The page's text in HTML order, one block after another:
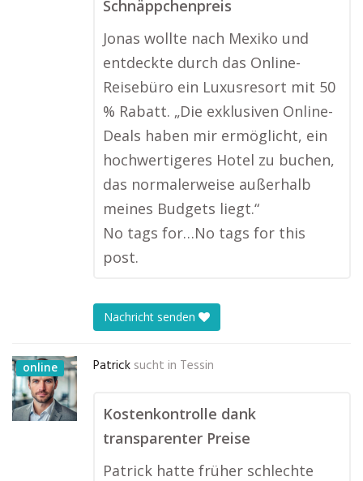
Schnäppchenpreis
Jonas wollte nach Mexiko und
entdeckte durch das Online-
Reisebüro ein Luxusresort mit 50
% Rabatt. „Die exklusiven Online-
Deals haben mir ermöglicht, ein
hochwertigeres Hotel zu buchen,
das normalerweise außerhalb
meines Budgets liegt.“
No tags for…No tags for this
post.
Nachricht senden
online Patrick sucht in Tessin
Kostenkontrolle dank
transparenter Preise
Patrick hatte früher schlechte